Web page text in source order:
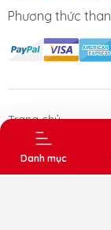
Danh mục
Phương thức
Trang chủ
Sản phẩm